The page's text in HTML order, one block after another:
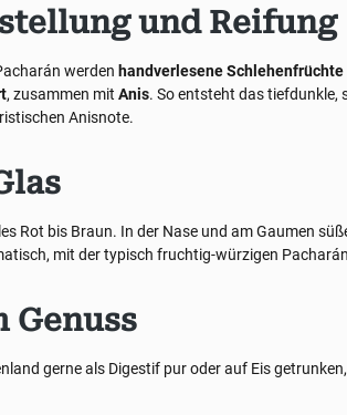
und Reifung
werden handverlesene Schlehenfrüchte
, zusammen mitAnis. So entsteht das tiefdunkle,
Anisnote.
Rot bis Braun. In der Nase und am Gaumen
mit der typisch fruchtig-würzigen
Genuss
gerne als Digestif pur oder auf Eis